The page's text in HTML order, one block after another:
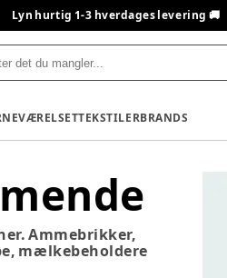
Lyn hurtig 1-3 hverdages levering 🚚
TEKSTILERBRANDS
Ammebrikker,
mælkebeholdere